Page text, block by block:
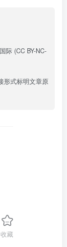
际 (CC BY-NC-
形式标明文章原
收藏